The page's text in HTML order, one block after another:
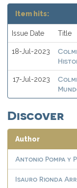
Item hits:
Issue Date Title
18-Jul-2023
17-Jul-2023
Discover
Author
Antonio Pompa y
Isauro Rionda